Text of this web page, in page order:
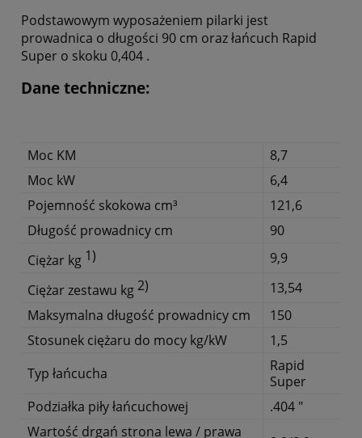
Podstawowym wyposażeniem pilarki jest
prowadnica o długości 90 cm oraz łańcuch Rapid
Super o skoku 0,404 .
Dane techniczne:
Moc KM
8,7
Moc kW
6,4
Pojemność skokowa cm³
121,6
Długość prowadnicy cm
90
Ciężar kg 1)
9,9
Ciężar zestawu kg2)
13,54
Maksymalna długość prowadnicy cm
150
Stosunek ciężaru do mocy kg/kW
1,5
Typ łańcucha
Rapid
Super
Podziałka piły łańcuchowej
.404 "
Wartość drgań strona lewa / prawa